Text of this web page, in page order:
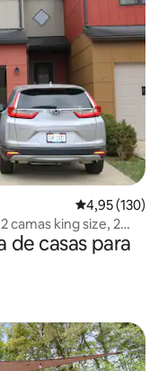
4,95 de uma
4,95 (130)
camas king size, 2
casas para